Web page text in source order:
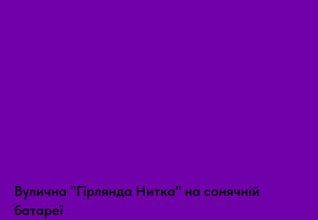
Вулична "Гірлянда Нитка" на сонячній
батареї